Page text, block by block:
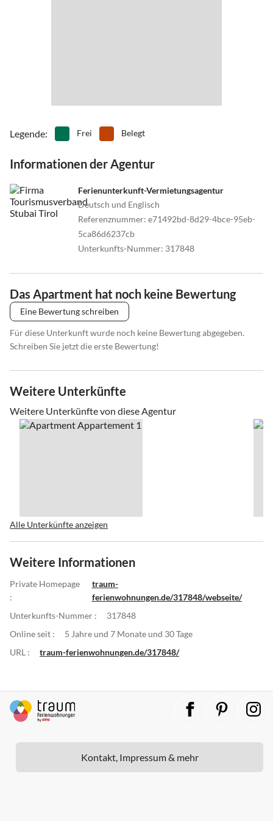
Legende: Frei Belegt
Informationen der Agentur
Ferienunterkunft-Vermietungsagentur
Deutsch und Englisch
Referenznummer: e71492bd-8d29-4bce-95eb-
5ca86d6237cb
Unterkunfts-Nummer: 317848
Das Apartment hat noch keine Bewertung
Eine Bewertung schreiben
Für diese Unterkunft wurde noch keine Bewertung abgegeben.
Schreiben Sie jetzt die erste Bewertung!
Weitere Unterkünfte
Weitere Unterkünfte von diese Agentur
Alle Unterkünfte anzeigen
Weitere Informationen
Private Homepage
:
traum-
ferienwohnungen.de/317848/webseite/
Unterkunfts-Nummer :
317848
Online seit :
5 Jahre und 7 Monate und 30 Tage
URL :
traum-ferienwohnungen.de/317848/
Kontakt, Impressum & mehr